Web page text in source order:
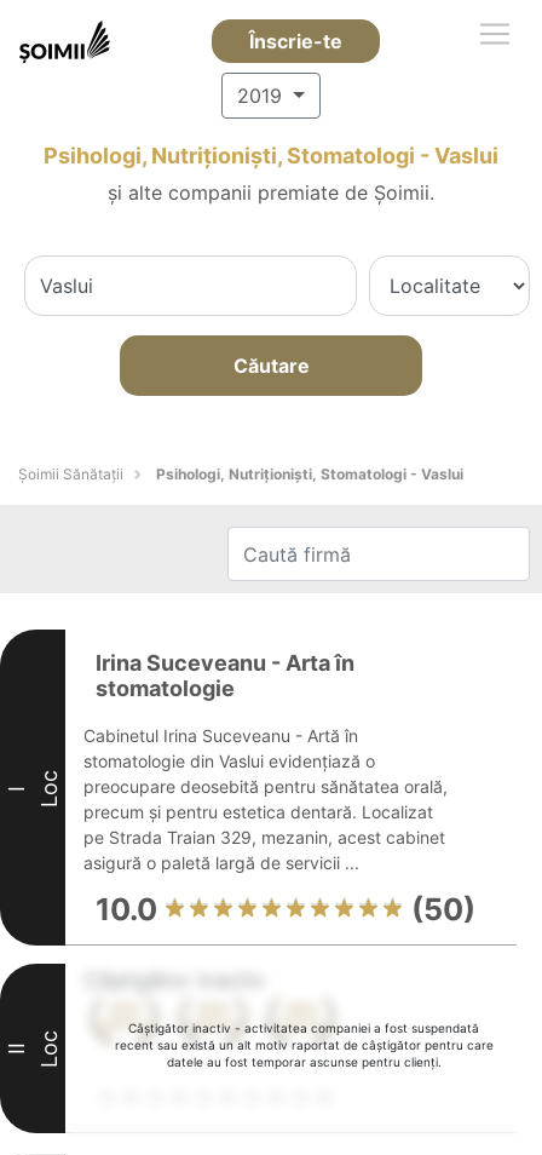
Înscrie-te
2019
Psihologi, Nutriționiști, Stomatologi - Vaslui
și alte companii premiate de Șoimii.
Căutare
Şoimii Sănătații Psihologi, Nutriționiști, Stomatologi - Vaslui
I Loc
Irina Suceveanu - Arta în
stomatologie
Cabinetul Irina Suceveanu - Artă în
stomatologie din Vaslui evidențiază o
preocupare deosebită pentru sănătatea orală,
precum și pentru estetica dentară. Localizat
pe Strada Traian 329, mezanin, acest cabinet
asigură o paletă largă de servicii ...
10.0 (50)
Câștigător inactiv - activitatea companiei a fost suspendată
recent sau există un alt motiv raportat de câștigător pentru care
datele au fost temporar ascunse pentru clienți.
II Loc